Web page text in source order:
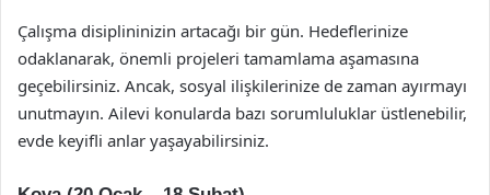
Çalışma disiplininizin artacağı bir gün. Hedeflerinize
odaklanarak, önemli projeleri tamamlama aşamasına
geçebilirsiniz. Ancak, sosyal ilişkilerinize de zaman ayırmayı
unutmayın. Ailevi konularda bazı sorumluluklar üstlenebilir,
evde keyifli anlar yaşayabilirsiniz.